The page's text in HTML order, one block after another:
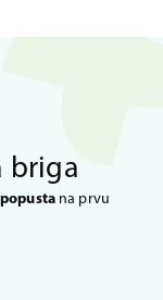
briga
na prvu